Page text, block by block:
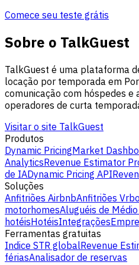
Comece seu teste grátis
Sobre o TalkGuest
TalkGuest é uma plataforma
locação por temporada em
comunicação com hóspedes
operadores de curta
Visitar o site TalkGuest
Produtos
Dynamic PricingMarket
AnalyticsRevenue Estimator
de IADynamic Pricing API
Soluções
Anfitriões AirbnbAnfitriões Vrbo
motorhomesAluguéis de
hotéisHotéisIntegrações
Ferramentas gratuitas
Indice STR globalRevenue
fériasAnalisador de reservas